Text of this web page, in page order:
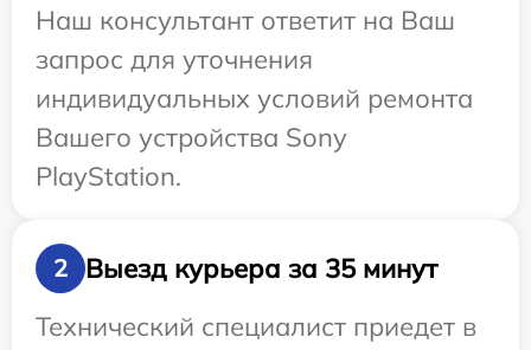
Наш консультант ответит на Ваш
запрос для уточнения
индивидуальных условий ремонта
Вашего устройства Sony
PlayStation.
2
Выезд курьера за 35 минут
Технический специалист приедет в